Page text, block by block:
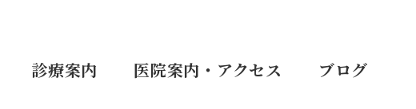
診療案内 医院案内・アクセス ブログ